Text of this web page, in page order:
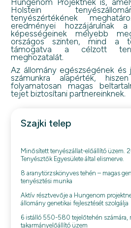
Holstein
tenyészértékének
eredményei hozzájárulnak
képességeinek mélyebb
országos szinten, mind a
támogatva a célzott
meghozatalát.
Az állomány egészségének és
számunkra alapérték,
folyamatosan magas
tejet biztosítani partnereinknek.
Szajki telep
Minősített tenyészállat-előállító üzem.
Tenyésztők Egyesülete által elismerve.
8 aranytörzskönyves tehén – magas
tenyésztési munka
Aktív résztvevője a Hungenom
állomány genetikai fejlesztését szolgálja
6 istálló 550-580 tejelőtehén számára,
takarmányelőállító üzem